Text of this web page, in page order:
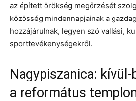
az épített örökség megőrzését
közösség mindennapjainak a
hozzájárulnak, legyen szó vallási,
sporttevékenységekről.
Nagypiszanica: kívül-
a református